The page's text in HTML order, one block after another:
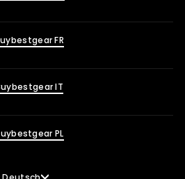
FR
IT
PL